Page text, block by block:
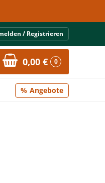
/ Registrieren
0,00 € 0
Angebote